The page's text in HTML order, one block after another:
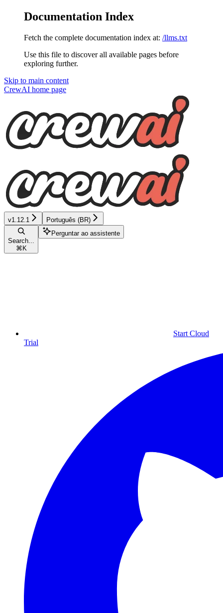
Documentation Index
Fetch the complete documentation index at: /llms.txt
Use this file to discover all available pages before
exploring further.
Skip to main content
CrewAI home page
v1.12.1 Português (BR)
Search...
⌘ K
Perguntar ao assistente
Start Cloud
Trial